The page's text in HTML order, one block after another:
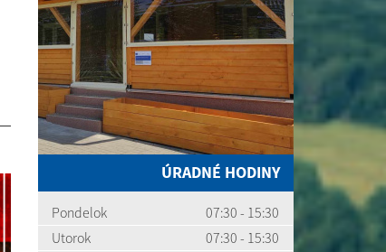
ÚRADNÉ HODINY
Pondelok
07:30 - 15:30
Utorok
07:30 - 15:30